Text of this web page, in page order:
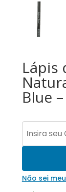
Lápis
Blue
Não sei meu